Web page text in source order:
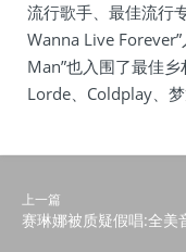
流行歌手、最佳流行
Wanna Live
Man”也入围了最佳乡
Lorde、Coldplay、梦
上一篇
赛琳娜被质疑假唱:全